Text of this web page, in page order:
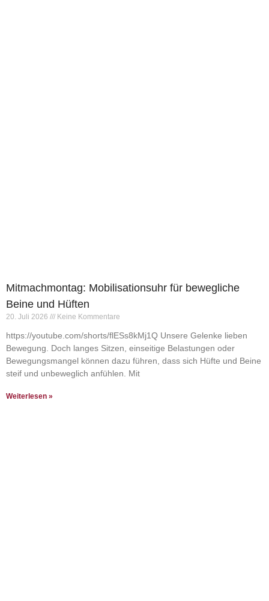
Mitmachmontag: Mobilisationsuhr für bewegliche
Beine und Hüften
20. Juli 2026 Keine Kommentare
https://youtube.com/shorts/flESs8kMj1Q Unsere Gelenke lieben
Bewegung. Doch langes Sitzen, einseitige Belastungen oder
Bewegungsmangel können dazu führen, dass sich Hüfte und Beine
steif und unbeweglich anfühlen. Mit
Weiterlesen »